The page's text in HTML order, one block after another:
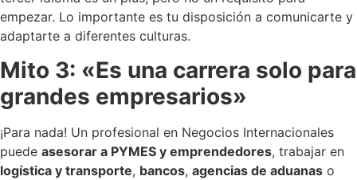
empezar. Lo importante es tu disposición a comunicarte y
adaptarte a diferentes culturas.
Mito 3: «Es una carrera solo para
grandes empresarios»
¡Para nada! Un profesional en Negocios Internacionales
puede asesorar a PYMES y emprendedores, trabajar en
logística y transporte, bancos, agencias de aduanas o